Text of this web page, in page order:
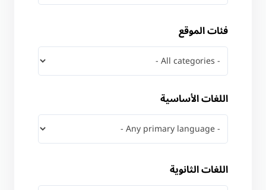
فئات الموقع
اللغات الأساسية
اللغات الثانوية